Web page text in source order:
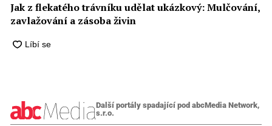
Jak z flekatého trávníku udělat ukázkový: Mulčování,
zavlažování a zásoba živin
Další portály spadající pod abcMedia Network,
s.r.o.